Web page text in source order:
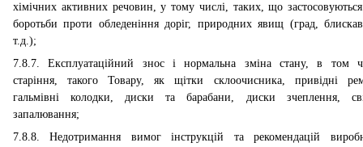
хімічних активних речовин, у тому числі, таких, що
боротьби проти обледеніння доріг, природних явищ (град,
т.д.);
7.8.7. Експлуатаційний знос і нормальна зміна стану, в том
старіння, такого Товару, як щітки склоочисника, привідні
гальмівні колодки, диски та барабани, диски зчеплення,
запалювання;
7.8.8. Недотримання вимог інструкцій та рекомендацій